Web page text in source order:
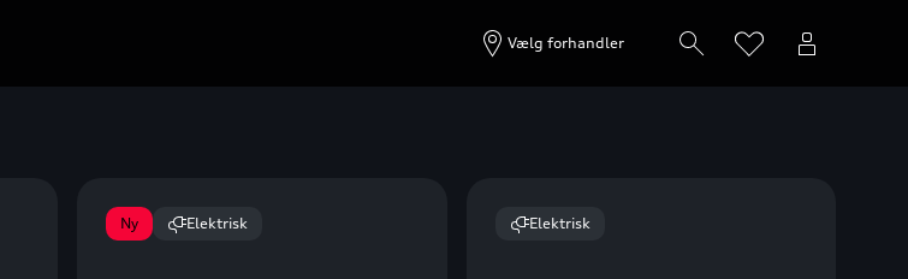
Vælg forhandler
Ny Elektrisk Elektrisk